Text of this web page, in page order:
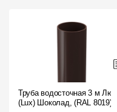
Труба водосточная 3 м Люкс
(Lux) Шоколад, (RAL 8019)